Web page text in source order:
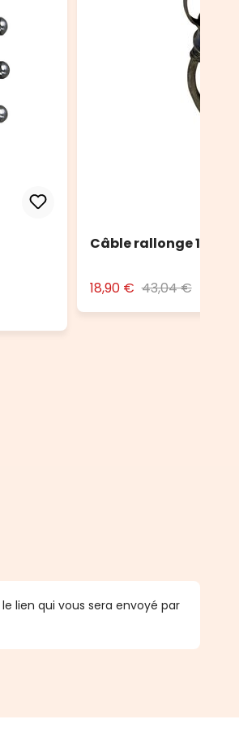
Câble rallonge 10 m
18,90 € 43,04 €
lien qui vous sera envoyé par